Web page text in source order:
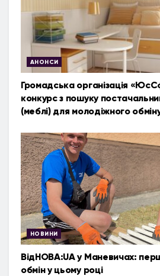
АНОНСИ
Громадська організація
конкурс з пошуку
(меблі) для молодіжного
НОВИНИ
ВідНОВА:UA у Маневичах:
обмін у цьому році